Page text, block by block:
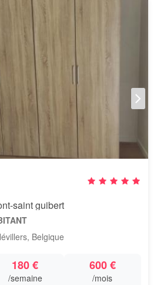
saint guibert
Belgique
180 €
/semaine
600 €
/mois